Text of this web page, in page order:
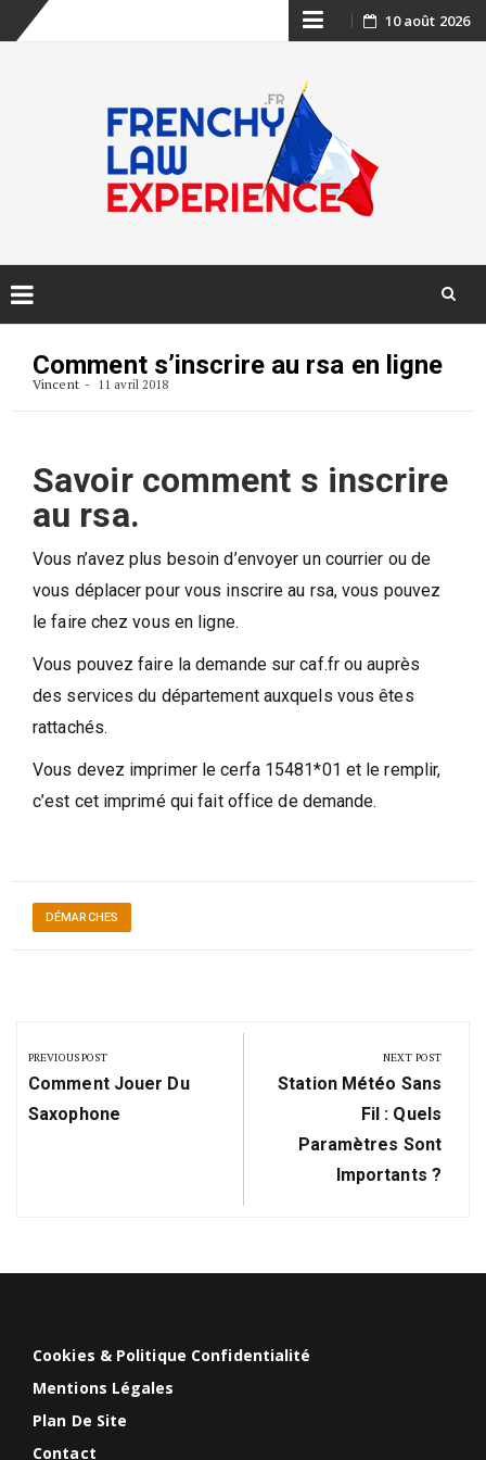
Skip
content
10 août 2026
content
Comment s’inscrire au rsa en ligne
Vincent 11 avril 2018
Savoir comment s inscrire
au rsa.
Vous n’avez plus besoin d’envoyer un courrier ou de
vous déplacer pour vous inscrire au rsa, vous pouvez
le faire chez vous en ligne.
Vous pouvez faire la demande sur caf.fr ou auprès
des services du département auxquels vous êtes
rattachés.
Vous devez imprimer le cerfa 15481*01 et le remplir,
c’est cet imprimé qui fait office de demande.
DÉMARCHES
de
l’article
PREVIOUS POST
Previous
Post:
Comment Jouer Du
Saxophone
NEXT POST
Next
Station Météo Sans
Fil : Quels
Paramètres Sont
Importants ?
Cookies & Politique Confidentialité
Mentions Légales
Plan De Site
Contact